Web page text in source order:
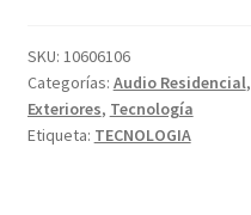
SKU: 10606106
Categorías: Audio Residencial,
Exteriores, Tecnología
Etiqueta: TECNOLOGIA